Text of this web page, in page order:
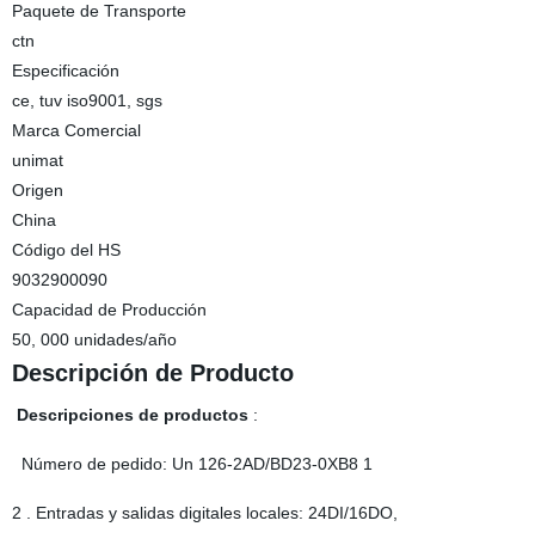
Paquete de Transporte
ctn
Especificación
ce, tuv iso9001, sgs
Marca Comercial
unimat
Origen
China
Código del HS
9032900090
Capacidad de Producción
50, 000 unidades/año
Descripción de Producto
Descripciones de productos:
Número de pedido: Un 126-2AD/BD23-0XB8 1
2 . Entradas y salidas digitales locales: 24DI/16DO,